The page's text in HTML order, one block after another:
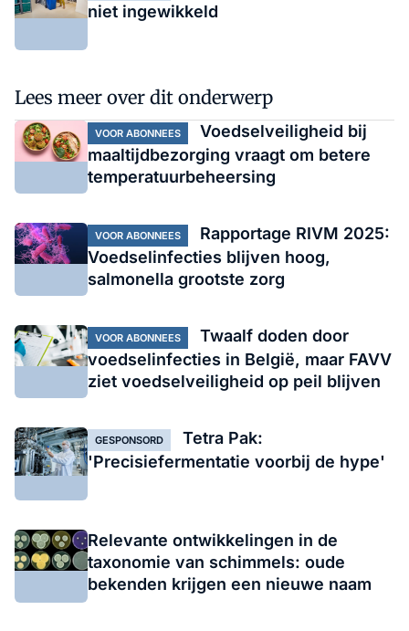
niet ingewikkeld
Lees meer over dit onderwerp
VOOR ABONNEES
Voedselveiligheid bij
maaltijdbezorging vraagt om betere
temperatuurbeheersing
VOOR ABONNEES
Rapportage RIVM 2025:
Voedselinfecties blijven hoog,
salmonella grootste zorg
VOOR ABONNEES
Twaalf doden door
voedselinfecties in België, maar FAVV
ziet voedselveiligheid op peil blijven
GESPONSORD
Tetra Pak:
'Precisiefermentatie voorbij de hype'
Relevante ontwikkelingen in de
taxonomie van schimmels: oude
bekenden krijgen een nieuwe naam